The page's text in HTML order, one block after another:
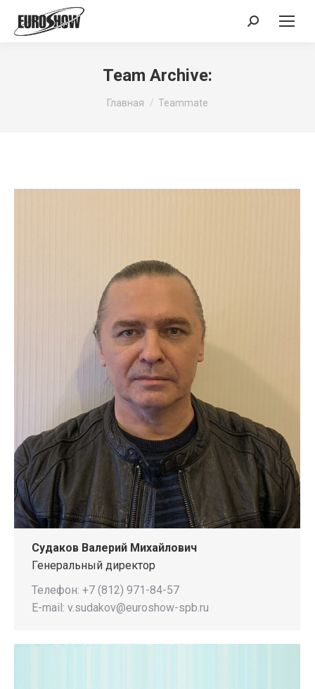
Поиск:
Team Archive:
Вы здесь:
Главная Teammate
Судаков Валерий Михайлович
Генеральный директор
Телефон: +7 (812) 971-84-57
E-mail: v.sudakov@euroshow-spb.ru